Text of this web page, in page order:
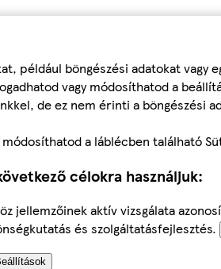
például böngészési adatokat vagy
vagy módosíthatod a
de ez nem érinti a böngészési
a láblécben található
célokra használjuk:
jellemzőinek aktív vizsgálata
és szolgáltatásfejlesztés.